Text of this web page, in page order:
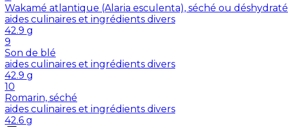
Wakamé atlantique (Alaria esculenta), séché ou déshydraté
aides culinaires et ingrédients divers
42.9 g
9
Son de blé
aides culinaires et ingrédients divers
42.9 g
10
Romarin, séché
aides culinaires et ingrédients divers
42.6 g